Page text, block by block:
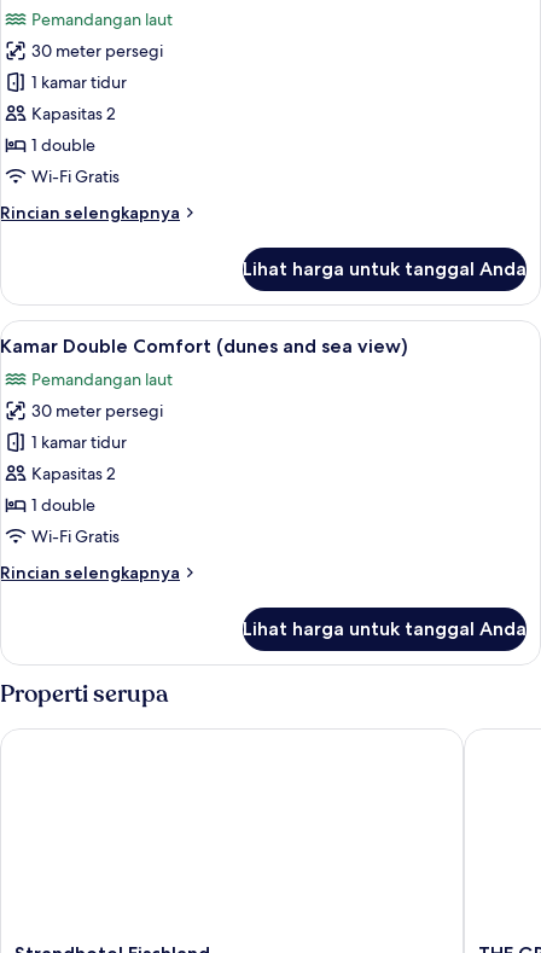
foto
untuk
Kamar
Double
Klasik
(dunes
sea
Pemandangan laut
30 meter persegi
1 kamar tidur
Kapasitas 2
1 double
Wi-Fi Gratis
Rincian selengkapnya
Rincian
Kamar
Double
Klasik
and
sea
view)
Lihat harga untuk tanggal Anda
Lihat
semua
foto
untuk
Kamar
Double
Comfort
(dunes
sea
Minibar, brankas, meja kerja, dan
17
Kamar Double Comfort (dunes and sea view)
Pemandangan laut
30 meter persegi
1 kamar tidur
Kapasitas 2
1 double
Wi-Fi Gratis
Rincian selengkapnya
Rincian
Kamar
Comfort
and
Lihat harga untuk tanggal Anda
Properti serupa
Strandhotel Fischland THE